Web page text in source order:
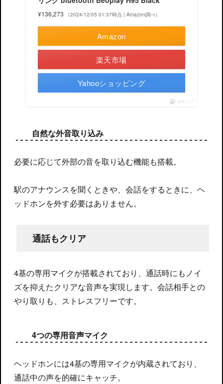
¥136,273 （2024/12/05 01:37時点 | Amazon調べ）
Amazon
楽天市場
Yahooショッピング
ポチップ
自然な外音取り込み
必要に応じて外部の音を取り込む機能も搭載。
駅のアナウンスを聞くときや、会話をするときに、ヘ
ッドホンを外す必要はありません。
通話もクリア
4基の専用マイクが搭載されており、通話時にもノイ
ズを抑えたクリアな音声を実現します。会話相手との
やり取りも、ストレスフリーです。
4つの専用音声マイク
ヘッドホンには4基の専用マイクが内蔵されており、
通話中の声を的確にキャッチ。